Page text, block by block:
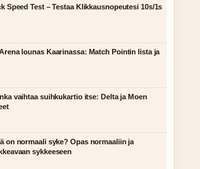
Speed Test – Testaa Klikkausnopeutesi 10s/1s
lounas Kaarinassa: Match Pointin lista ja
vaihtaa suihkukartio itse: Delta ja Moen
on normaali syke? Opas normaaliin ja
sykkeeseen